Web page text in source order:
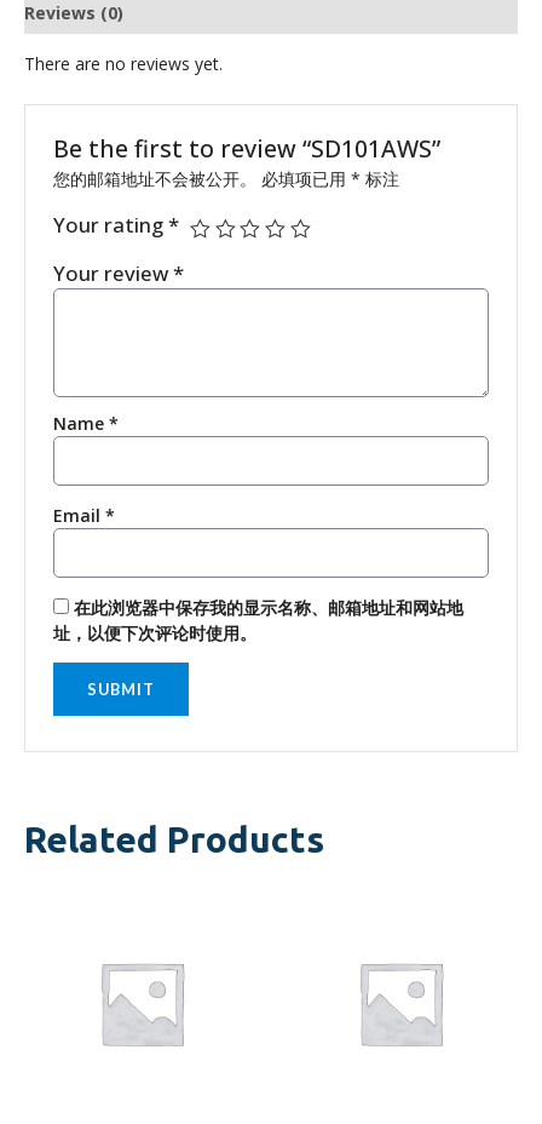
Reviews (0)
There are no reviews yet.
Be the first to review “SD101AWS”
您的邮箱地址不会被公开。 必填项已用* 标注
Your rating*
Your review*
Name*
Email*
在此浏览器中保存我的显示名称、邮箱地址和网站地
址，以便下次评论时使用。
Related Products